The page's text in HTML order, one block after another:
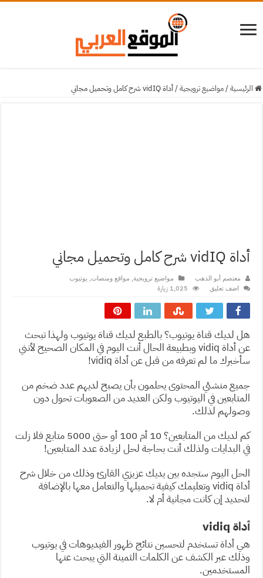
الرئيسية/مواضيع ترويجية/أداة vidIQ شرح كامل وتحميل مجاني
أداة vidIQ شرح كامل وتحميل مجاني
معتصم أبو الذهب مواضيع ترويجية, مواقع ومنصات, يوتيوب
اضف تعليق
1,025 زيارة
هل لديك قناة يوتيوب؟ بالطبع لديك قناة يوتيوب ولهذا تبحث
عن أداة vidiq وبطبيعة الحال أنت اليوم في المكان الصحيح لأنني
سأخبرك ما لم تعرفه من قبل عن أداة vidiq!
جميع منشئي المحتوى يحلمون بأن يصبح لديهم عدد ضخم من
المتابعين في اليوتيوب ولكن العديد من الصعوبات تحول دون
وصولهم لذلك.
كم لديك من المتابعين؟ 10 أم 100 أو حتى 5000 متابع فلا زلت
في البدايات ولذلك أنت بحاجة لحل لزيادة عدد المتابعين!
الحل اليوم ستجده بين يديك عزيزي القارئ وذلك من خلال شرح
أداة vidiq وتعليمك كيفية تحميلها والتعامل معها بالإضافة
لتحديد إن كانت مجانية أم لا.
أداة vidiq
هي أداة تستخدم لتحسين نتائج ظهور الفيديوهات في يوتيوب
وذلك عبر الكشف عن الكلمات الثمينة التي يبحث عنها
المستخدمين.